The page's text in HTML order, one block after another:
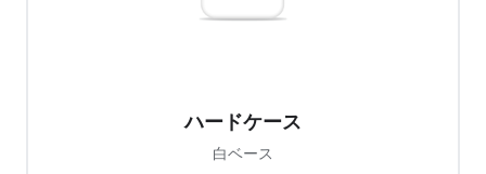
ハードケース
白ベース